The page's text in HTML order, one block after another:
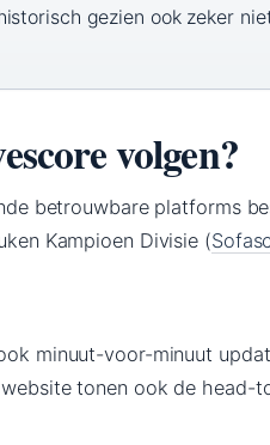
gezien ook zeker
volgen?
betrouwbare platforms
Kampioen Divisie (
minuut-voor-minuut
tonen ook de head-